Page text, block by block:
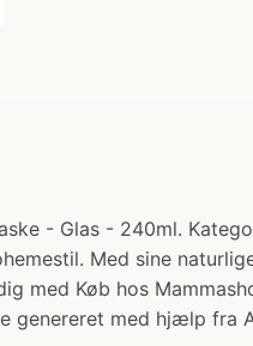
- Glas - 240ml.
Med sine
med Køb hos
genereret med hjælp fra